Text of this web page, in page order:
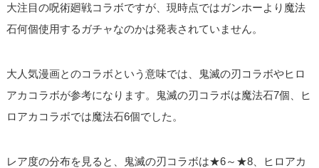
大注目の呪術廻戦コラボですが、現時点ではガンホーより魔法
石何個使用するガチャなのかは発表されていません。
大人気漫画とのコラボという意味では、鬼滅の刃コラボやヒロ
アカコラボが参考になります。鬼滅の刃コラボは魔法石7個、ヒ
ロアカコラボでは魔法石6個でした。
レア度の分布を見ると、鬼滅の刃コラボは★6～★8、ヒロアカ